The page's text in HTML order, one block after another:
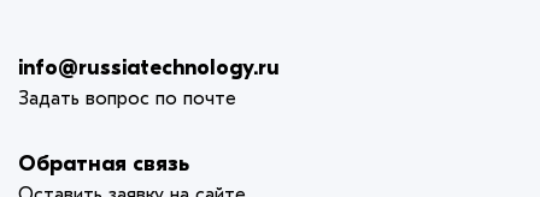
info@russiatechnology.ru
Задать вопрос по почте
Обратная связь